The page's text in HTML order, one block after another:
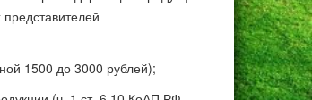
1500 до 3000 рублей);